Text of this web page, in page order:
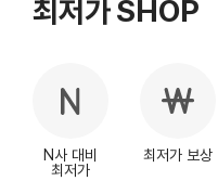
최저가 SHOP
N사 대비
최저가
최저가 보상